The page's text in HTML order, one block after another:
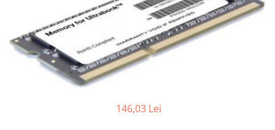
Telefoane & accesorii
Smart Watch
Apple AirTag
146,03 Lei